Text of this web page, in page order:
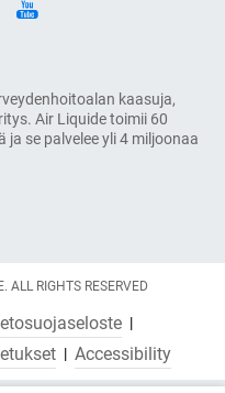
kaasuja,
Air Liquide toimii 60
se palvelee yli 4 miljoonaa
ALL RIGHTS RESERVED
Accessibility